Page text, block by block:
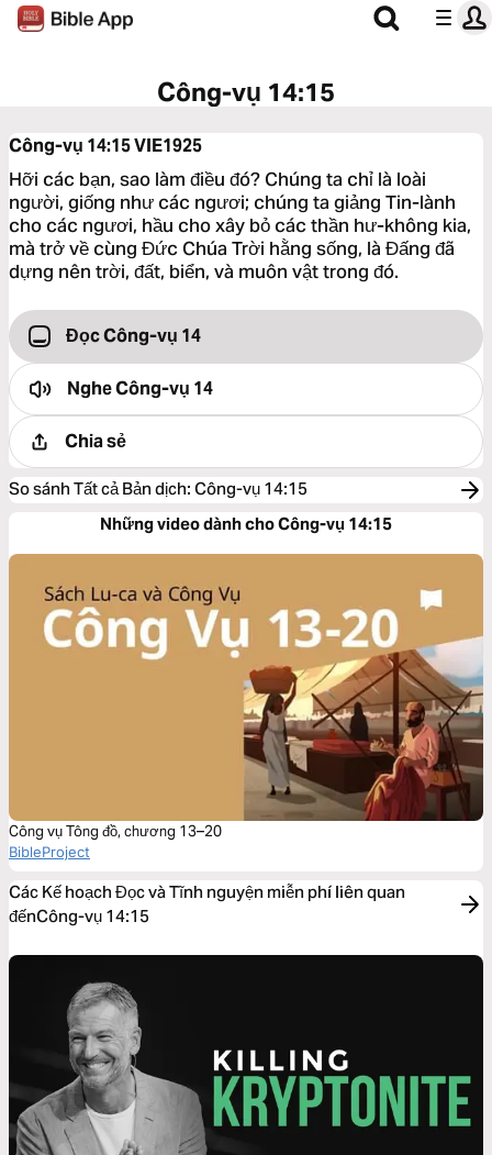
Công-vụ 14:15
Công-vụ 14:15VIE1925
Hỡi các bạn, sao làm điều đó? Chúng ta chỉ là loài
người, giống như các ngươi; chúng ta giảng Tin-lành
cho các ngươi, hầu cho xây bỏ các thần hư-không kia,
mà trở về cùng Đức Chúa Trời hằng sống, là Đấng đã
dựng nên trời, đất, biển, và muôn vật trong đó.
Đọc Công-vụ 14
NgheCông-vụ 14
Chia sẻ
So sánh Tất cả Bản dịch: Công-vụ 14:15
Những video dành cho Công-vụ 14:15
Công vụ Tông đồ, chương 13–20
BibleProject
Các Kế hoạch Đọc và Tĩnh nguyện miễn phí liên quan
đếnCông-vụ 14:15